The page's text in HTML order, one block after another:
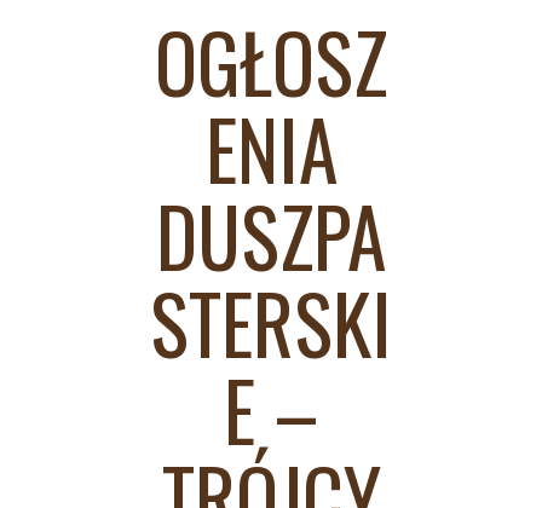
OGŁOSZ
ENIA
DUSZPA
STERSKI
E –